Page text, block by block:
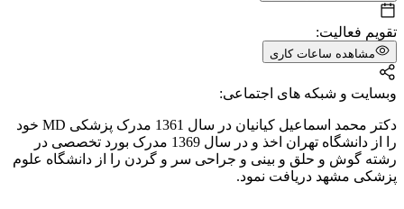
تقویم فعالیت:
مشاهده ساعات کاری
وبسایت و شبکه های اجتماعی:
دکتر محمد اسماعیل کیانیان در سال 1361 مدرک پزشکی MD خود
را از دانشگاه تهران اخذ و در سال 1369 مدرک بورد تخصصی در
رشته گوش و حلق و بینی و جراحی سر و گردن را از دانشگاه علوم
پزشکی مشهد دریافت نمود.